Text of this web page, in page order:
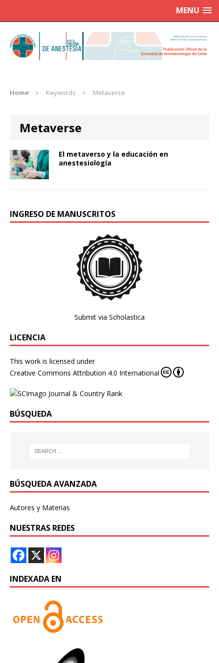
MENU
Home Keywords Metaverse
Metaverse
El metaverso y la educación en
anestesiología
INGRESO DE MANUSCRITOS
Submit via Scholastica
LICENCIA
This work is licensed under
Creative Commons Attribution 4.0 International
BÚSQUEDA
BÚSQUEDA AVANZADA
Autores y Materias
NUESTRAS REDES
INDEXADA EN